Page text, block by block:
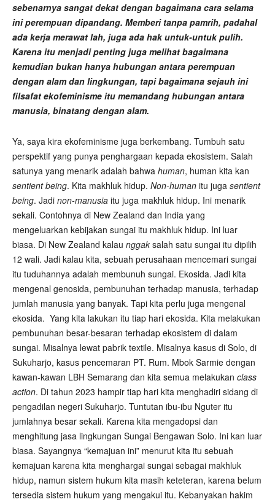
sebenarnya sangat dekat dengan bagaimana cara selama
ini perempuan dipandang. Memberi tanpa pamrih, padahal
ada kerja merawat lah, juga ada hak untuk-untuk pulih.
Karena itu menjadi penting juga melihat bagaimana
kemudian bukan hanya hubungan antara perempuan
dengan alam dan lingkungan, tapi bagaimana sejauh ini
filsafat ekofeminisme itu memandang hubungan antara
manusia, binatang dengan alam.
Ya, saya kira ekofeminisme juga berkembang. Tumbuh satu
perspektif yang punya penghargaan kepada ekosistem. Salah
satunya yang menarik adalah bahwa human, human kita kan
sentient being. Kita makhluk hidup. Non-human itu juga sentient
being. Jadi non-manusia itu juga makhluk hidup. Ini menarik
sekali. Contohnya di New Zealand dan India yang
mengeluarkan kebijakan sungai itu makhluk hidup. Ini luar
biasa. Di New Zealand kalau nggak salah satu sungai itu dipilih
12 wali. Jadi kalau kita, sebuah perusahaan mencemari sungai
itu tuduhannya adalah membunuh sungai. Ekosida. Jadi kita
mengenal genosida, pembunuhan terhadap manusia, terhadap
jumlah manusia yang banyak. Tapi kita perlu juga mengenal
ekosida. Yang kita lakukan itu tiap hari ekosida. Kita melakukan
pembunuhan besar-besaran terhadap ekosistem di dalam
sungai. Misalnya lewat pabrik textile. Misalnya kasus di Solo, di
Sukuharjo, kasus pencemaran PT. Rum. Mbok Sarmie dengan
kawan-kawan LBH Semarang dan kita semua melakukan class
action. Di tahun 2023 hampir tiap hari kita menghadiri sidang di
pengadilan negeri Sukuharjo. Tuntutan ibu-ibu Nguter itu
jumlahnya besar sekali. Karena kita mengadopsi dan
menghitung jasa lingkungan Sungai Bengawan Solo. Ini kan luar
biasa. Sayangnya “kemajuan ini” menurut kita itu sebuah
kemajuan karena kita menghargai sungai sebagai makhluk
hidup, namun sistem hukum kita masih keteteran, karena belum
tersedia sistem hukum yang mengakui itu. Kebanyakan hakim